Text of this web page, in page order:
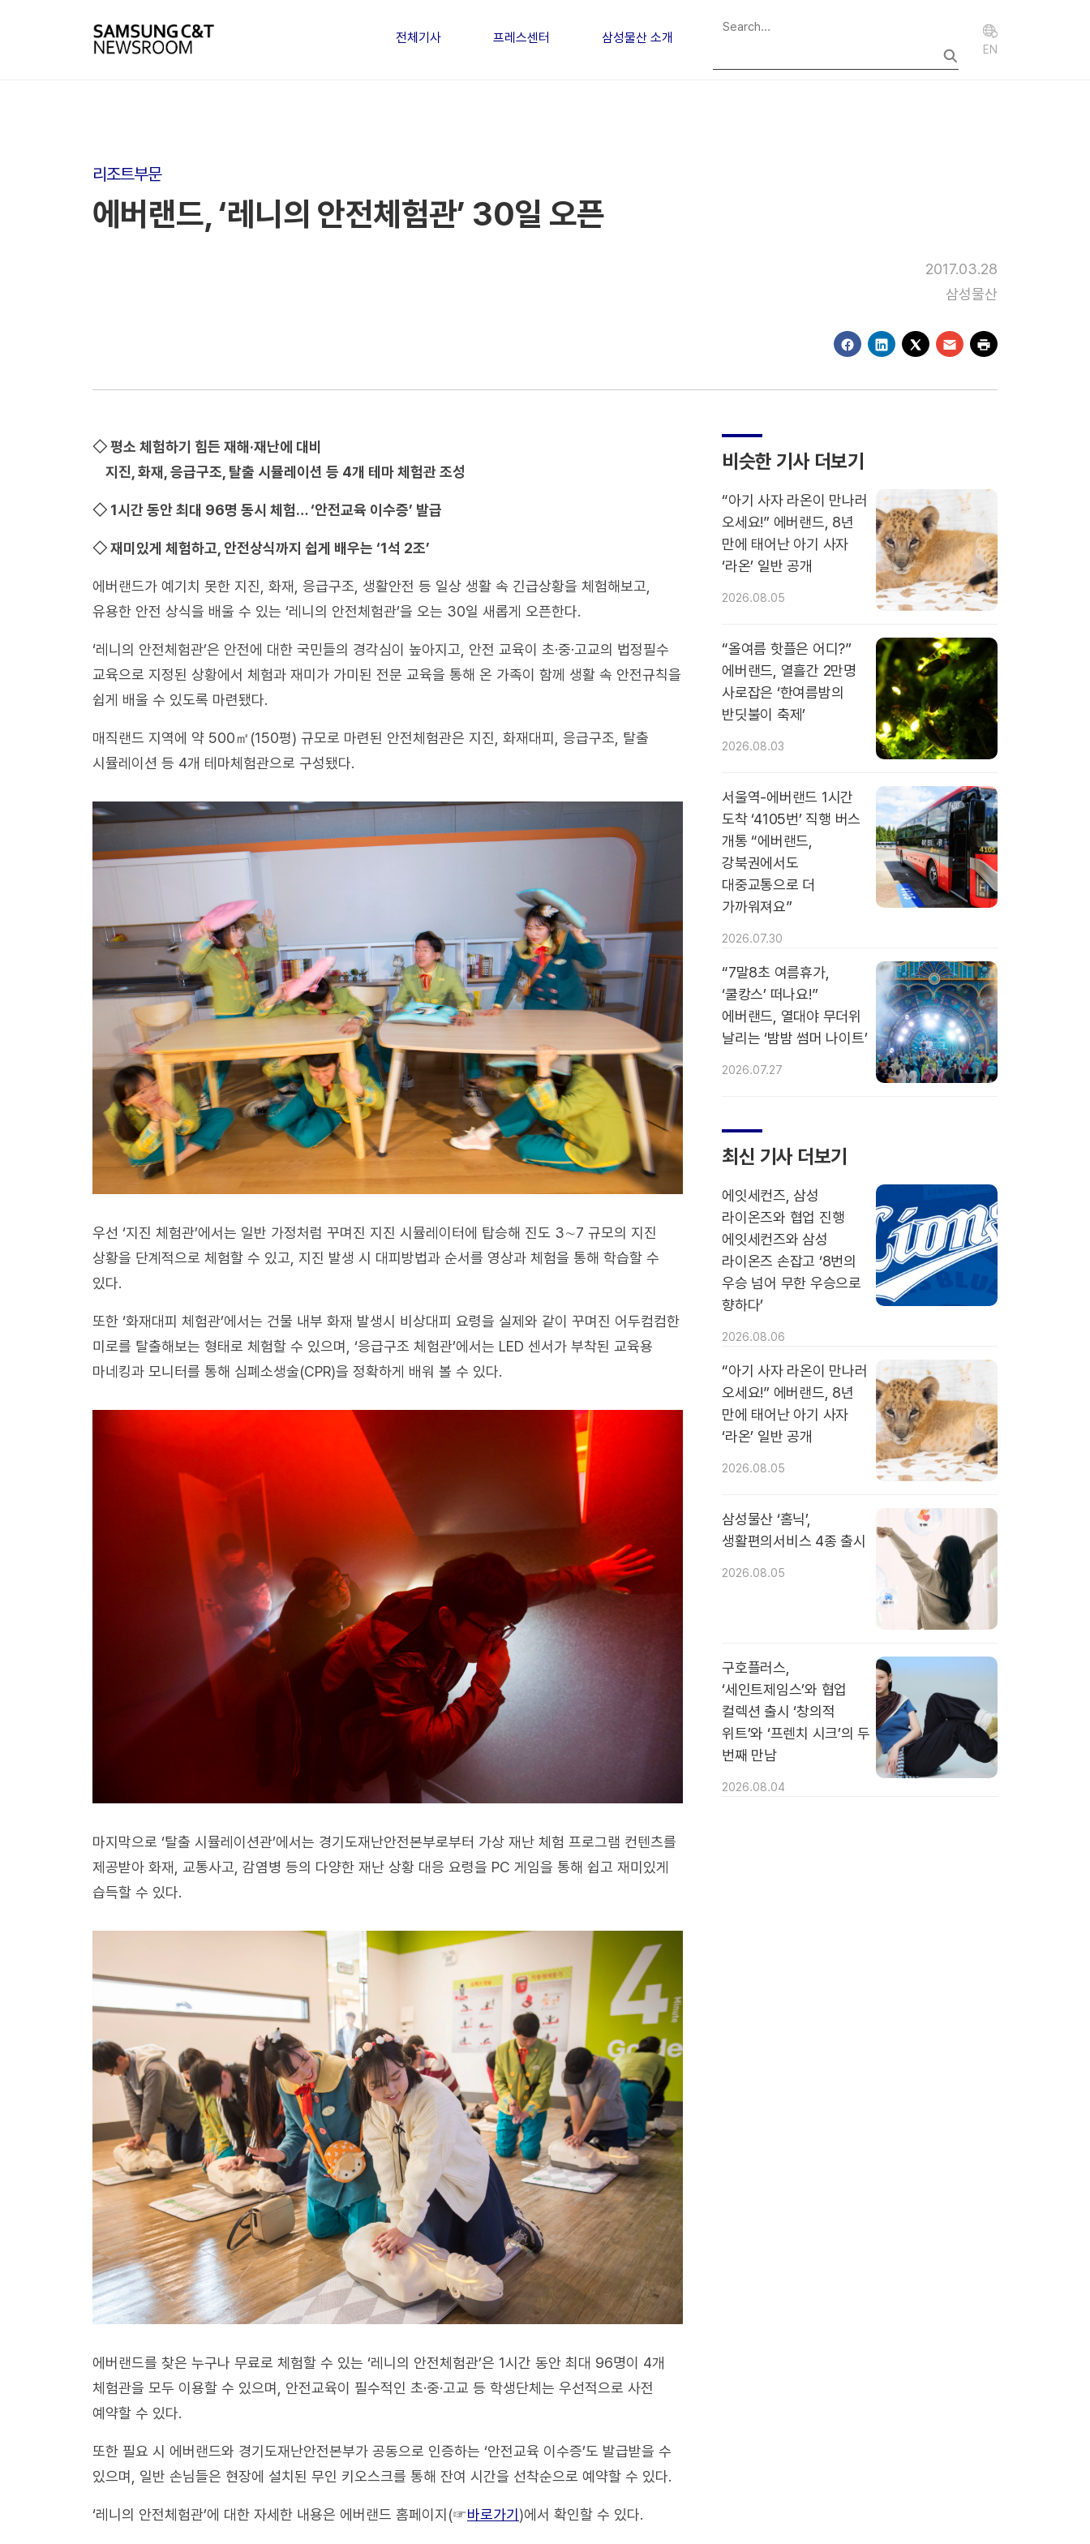
전체기사 프레스센터 삼성물산 소개
EN
리조트부문
에버랜드, ‘레니의 안전체험관’ 30일 오픈
2017.03.28
삼성물산
◇ 평소 체험하기 힘든 재해·재난에 대비
지진, 화재, 응급구조, 탈출 시뮬레이션 등 4개 테마 체험관 조성
◇ 1시간 동안 최대 96명 동시 체험… ‘안전교육 이수증’ 발급
◇ 재미있게 체험하고, 안전상식까지 쉽게 배우는 ‘1석 2조’
에버랜드가 예기치 못한 지진, 화재, 응급구조, 생활안전 등 일상 생활 속 긴급상황을 체험해보고,
유용한 안전 상식을 배울 수 있는 ‘레니의 안전체험관’을 오는 30일 새롭게 오픈한다.
‘레니의 안전체험관’은 안전에 대한 국민들의 경각심이 높아지고, 안전 교육이 초·중·고교의 법정필수
교육으로 지정된 상황에서 체험과 재미가 가미된 전문 교육을 통해 온 가족이 함께 생활 속 안전규칙을
쉽게 배울 수 있도록 마련됐다.
매직랜드 지역에 약 500㎡(150평) 규모로 마련된 안전체험관은 지진, 화재대피, 응급구조, 탈출
시뮬레이션 등 4개 테마체험관으로 구성됐다.
우선 ‘지진 체험관’에서는 일반 가정처럼 꾸며진 지진 시뮬레이터에 탑승해 진도 3∼7 규모의 지진
상황을 단계적으로 체험할 수 있고, 지진 발생 시 대피방법과 순서를 영상과 체험을 통해 학습할 수
있다.
또한 ‘화재대피 체험관’에서는 건물 내부 화재 발생시 비상대피 요령을 실제와 같이 꾸며진 어두컴컴한
미로를 탈출해보는 형태로 체험할 수 있으며, ‘응급구조 체험관’에서는 LED 센서가 부착된 교육용
마네킹과 모니터를 통해 심폐소생술(CPR)을 정확하게 배워 볼 수 있다.
마지막으로 ‘탈출 시뮬레이션관’에서는 경기도재난안전본부로부터 가상 재난 체험 프로그램 컨텐츠를
제공받아 화재, 교통사고, 감염병 등의 다양한 재난 상황 대응 요령을 PC 게임을 통해 쉽고 재미있게
습득할 수 있다.
에버랜드를 찾은 누구나 무료로 체험할 수 있는 ‘레니의 안전체험관’은 1시간 동안 최대 96명이 4개
체험관을 모두 이용할 수 있으며, 안전교육이 필수적인 초·중·고교 등 학생단체는 우선적으로 사전
예약할 수 있다.
또한 필요 시 에버랜드와 경기도재난안전본부가 공동으로 인증하는 ‘안전교육 이수증’도 발급받을 수
있으며, 일반 손님들은 현장에 설치된 무인 키오스크를 통해 잔여 시간을 선착순으로 예약할 수 있다.
‘레니의 안전체험관’에 대한 자세한 내용은 에버랜드 홈페이지(☞바로가기)에서 확인할 수 있다.
비슷한 기사 더보기
“아기 사자 라온이 만나러
오세요!” 에버랜드, 8년
만에 태어난 아기 사자
‘라온’ 일반 공개
2026.08.05
“올여름 핫플은 어디?”
에버랜드, 열흘간 2만명
사로잡은 ‘한여름밤의
반딧불이 축제’
2026.08.03
서울역-에버랜드 1시간
도착 ‘4105번’ 직행 버스
개통 “에버랜드,
강북권에서도
대중교통으로 더
가까워져요”
2026.07.30
“7말8초 여름휴가,
‘쿨캉스’ 떠나요!”
에버랜드, 열대야 무더위
날리는 ‘밤밤 썸머 나이트’
2026.07.27
최신 기사 더보기
에잇세컨즈, 삼성
라이온즈와 협업 진행
에잇세컨즈와 삼성
라이온즈 손잡고 ‘8번의
우승 넘어 무한 우승으로
향하다’
2026.08.06
“아기 사자 라온이 만나러
오세요!” 에버랜드, 8년
만에 태어난 아기 사자
‘라온’ 일반 공개
2026.08.05
삼성물산 ‘홈닉’,
생활편의서비스 4종 출시
2026.08.05
구호플러스,
‘세인트제임스’와 협업
컬렉션 출시 ‘창의적
위트’와 ‘프렌치 시크’의 두
번째 만남
2026.08.04